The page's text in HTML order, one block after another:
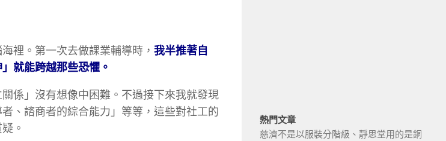
裡。第一次去做課業輔導時， 我半推著自
就能跨越那些恐懼。
係」沒有想像中困難。不過接下來我就發現
、諮商者的綜合能力」等等，這些對社工的
。
熱門文章
慈濟不是以服裝分階級、靜思堂用的是銅